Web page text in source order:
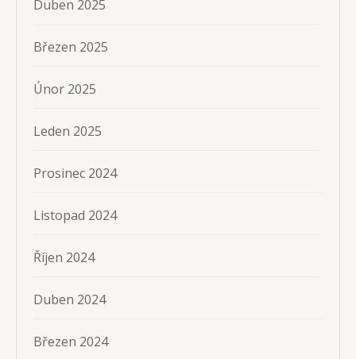
Duben 2025
Březen 2025
Únor 2025
Leden 2025
Prosinec 2024
Listopad 2024
Říjen 2024
Duben 2024
Březen 2024